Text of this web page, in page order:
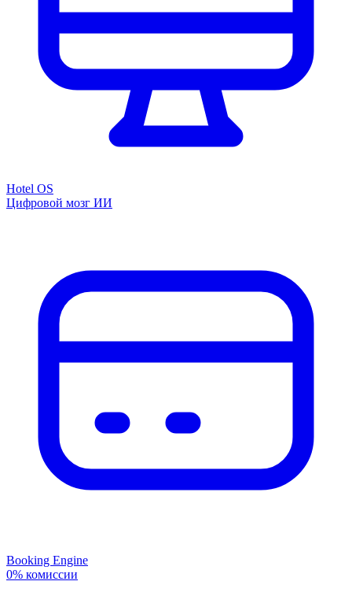
Hotel OS
Цифровой мозг ИИ
Booking Engine
0% комиссии